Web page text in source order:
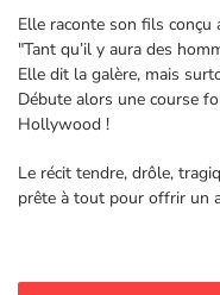
Elle raconte son fils conçu
"Tant qu’il y aura des
Elle dit la galère, mais
Débute alors une course
Hollywood !
Le récit tendre, drôle,
prête à tout pour offrir un